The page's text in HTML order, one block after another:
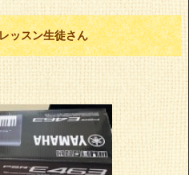
ッスン生徒さん